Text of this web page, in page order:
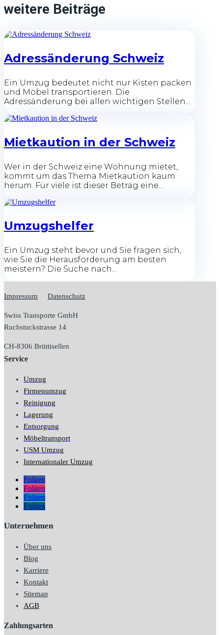
weitere Beiträge
Adressänderung Schweiz
Ein Umzug bedeutet nicht nur Kisten packen
und Möbel transportieren. Die
Adressänderung bei allen wichtigen Stellen...
Mietkaution in der Schweiz
Wer in der Schweiz eine Wohnung mietet,
kommt um das Thema Mietkaution kaum
herum. Für viele ist dieser Betrag eine...
Umzugshelfer
Ein Umzug steht bevor und Sie fragen sich,
wie Sie die Herausforderung am besten
meistern? Die Suche nach...
Impressum Datenschutz
Swiss Transporte GmbH
Ruchstuckstrasse 14
CH-8306 Brüttisellen
Service
Umzug
Firmenumzug
Reinigung
Lagerung
Entsorgung
Möbeltransport
USM Umzug
Internationaler Umzug
Folgen
Folgen
Folgen
Folgen
Unternehmen
Über uns
Blog
Karriere
Kontakt
Sitemap
AGB
Zahlungsarten